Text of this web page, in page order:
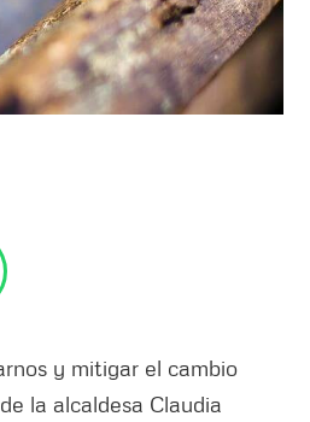
y mitigar el cambio
la alcaldesa Claudia